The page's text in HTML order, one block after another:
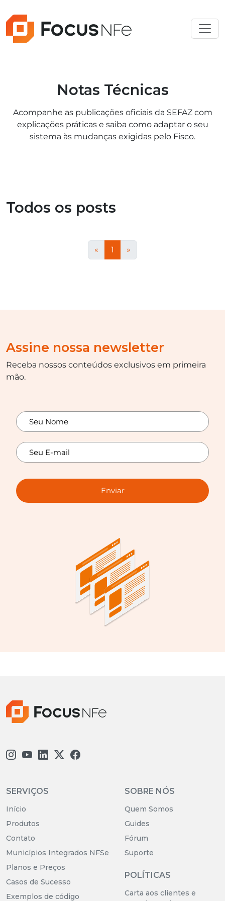
Notas Técnicas
Acompanhe as publicações oficiais da SEFAZ com
explicações práticas e saiba como adaptar o seu
sistema às mudanças exigidas pelo Fisco.
Todos os posts
« 1 »
Assine nossa newsletter
Receba nossos conteúdos exclusivos em primeira
mão.
Enviar
SERVIÇOS
Início
Produtos
Contato
Municípios Integrados NFSe
Planos e Preços
Casos de Sucesso
Exemplos de código
SOBRE NÓS
Quem Somos
Guides
Fórum
Suporte
POLÍTICAS
Carta aos clientes e